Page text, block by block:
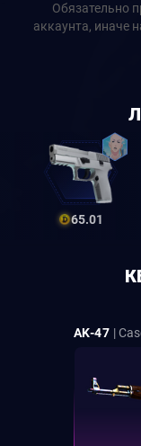
Обязательно
аккаунта, иначе
65.01
AK-47 |